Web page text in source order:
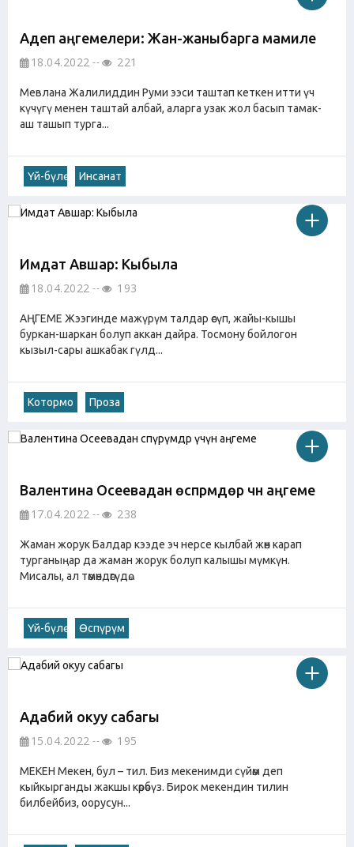
Адеп аңгемелери: Жан-жаныбарга мамиле
18.04.2022 221
Мевлана Жалилиддин Руми ээси таштап кеткен итти үч
күчүгү менен таштай албай, аларга узак жол басып тамак-
аш ташып турга...
Үй-бүлө Инсанат
Имдат Авшар: Кыбыла
18.04.2022 193
АҢГЕМЕ Жээгинде мажүрүм талдар өсүп, жайы-кышы
буркан-шаркан болуп аккан дайра. Тосмону бойлогон
кызыл-сары ашкабак гүлд...
Котормо Проза
Валентина Осеевадан өспүрүмдөр үчүн аңгеме
17.04.2022 238
Жаман жорук Балдар кээде эч нерсе кылбай жөн карап
турганыңар да жаман жорук болуп калышы мүмкүн.
Мисалы, ал төмөндөгүдө...
Үй-бүлө Өспүрүм
Адабий окуу сабагы
15.04.2022 195
МЕКЕН Мекен, бул – тил. Биз мекенимди сүйөм деп
кыйкырганды жакшы көрөбүз. Бирок мекендин тилин
билбейбиз, оорусун...